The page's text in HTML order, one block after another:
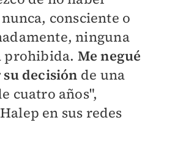
consciente o
ninguna
prohibida. Me negué
su decisión de una
cuatro años",
en sus redes